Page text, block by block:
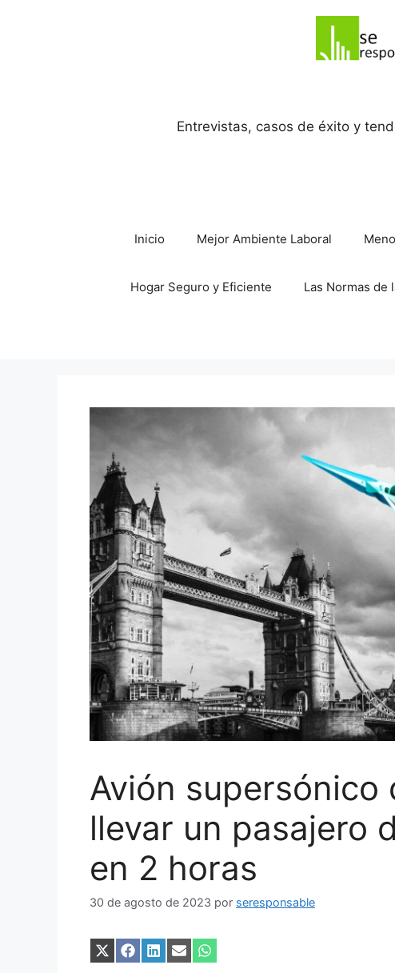
Entrevistas, casos de éxito y
Inicio Mejor Ambiente Laboral
Hogar Seguro y Eficiente Las Normas de
Avión supersónico
llevar un pasajero
en 2 horas
30 de agosto de 2023 por seresponsable
Compartir
Compartir
Compartir
Compartir
Compartir